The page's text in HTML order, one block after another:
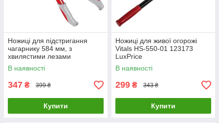
Ножиці для підстригання
чагарнику 584 мм, з
хвилястими лезами
INTERTOOL FT-1102 LuxPrice
В наявності
347 ₴ 399 ₴
Купити
Ножиці для живої огорожі
Vitals HS-550-01 123173
LuxPrice
В наявності
299 ₴ 343 ₴
Купити